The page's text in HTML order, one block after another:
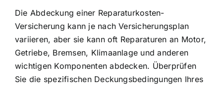
Die Abdeckung einer Reparaturkosten-
Versicherung kann je nach Versicherungsplan
variieren, aber sie kann oft Reparaturen an Motor,
Getriebe, Bremsen, Klimaanlage und anderen
wichtigen Komponenten abdecken. Überprüfen
Sie die spezifischen Deckungsbedingungen Ihres